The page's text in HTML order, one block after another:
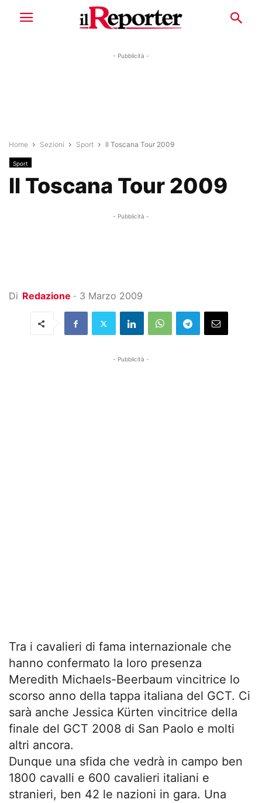
- Pubblicità -
Home Sezioni Sport Il Toscana Tour 2009
Sport
Il Toscana Tour 2009
- Pubblicità -
Di Redazione - 3 Marzo 2009
- Pubblicità -
Tra i cavalieri di fama internazionale che
hanno confermato la loro presenza
Meredith Michaels-Beerbaum vincitrice lo
scorso anno della tappa italiana del GCT. Ci
sarà anche Jessica Kürten vincitrice della
finale del GCT 2008 di San Paolo e molti
altri ancora.
Dunque una sfida che vedrà in campo ben
1800 cavalli e 600 cavalieri italiani e
stranieri, ben 42 le nazioni in gara. Una